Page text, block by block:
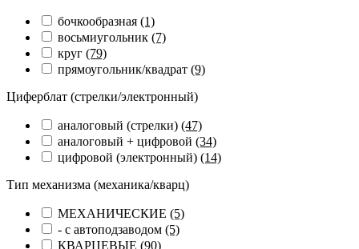
бочкообразная (1)
восьмиугольник (7)
круг (79)
прямоугольник/квадрат (9)
Циферблат (стрелки/электронный)
аналоговый (стрелки) (47)
аналоговый + цифровой (34)
цифровой (электронный) (14)
Тип механизма (механика/кварц)
МЕХАНИЧЕСКИЕ (5)
- с автоподзаводом (5)
КВАРЦЕВЫЕ (90)